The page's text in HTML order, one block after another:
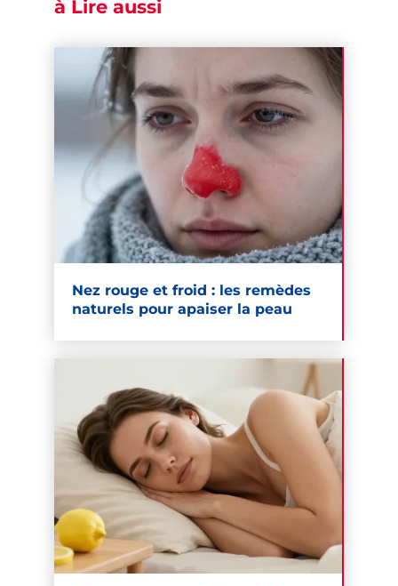
à Lire aussi
Nez rouge et froid : les remèdes
naturels pour apaiser la peau